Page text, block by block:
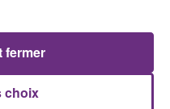
choix
fermer